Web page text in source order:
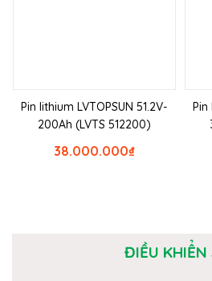
Pin lithium LVTOPSUN 51.2V-
200Ah (LVTS 512200)
₫
38.000.000
Pin
ĐIỀU KHIỂN